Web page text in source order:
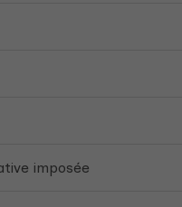
imposée